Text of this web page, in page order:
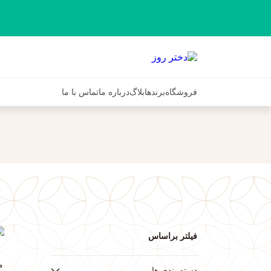
فروشگاهبرندهابلاگدرباره ماتماس با ما
فیلتر براساس